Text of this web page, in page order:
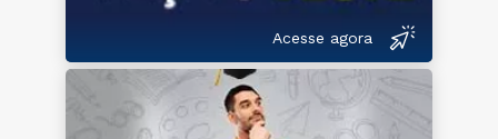
Acesse agora